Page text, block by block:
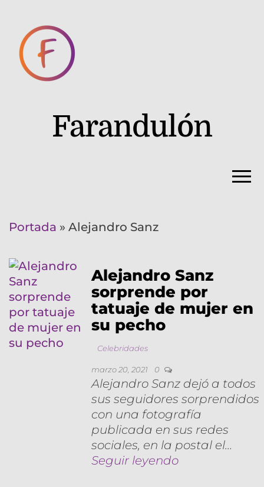
Farandulón
Portada » Alejandro Sanz
Alejandro Sanz
sorprende por
tatuaje de mujer en
su pecho
Celebridades
marzo 20, 2021 0
Alejandro Sanz dejó a todos
sus seguidores sorprendidos
con una fotografía
publicada en sus redes
sociales, en la postal el…
Seguir leyendo